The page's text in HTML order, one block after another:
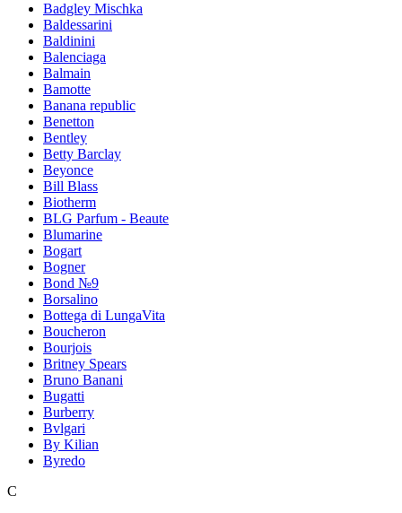
Badgley Mischka
Baldessarini
Baldinini
Balenciaga
Balmain
Bamotte
Banana republic
Benetton
Bentley
Betty Barclay
Beyonce
Bill Blass
Biotherm
BLG Parfum - Beaute
Blumarine
Bogart
Bogner
Bond №9
Borsalino
Bottega di LungaVita
Boucheron
Bourjois
Britney Spears
Bruno Banani
Bugatti
Burberry
Bvlgari
By Kilian
Byredo
C